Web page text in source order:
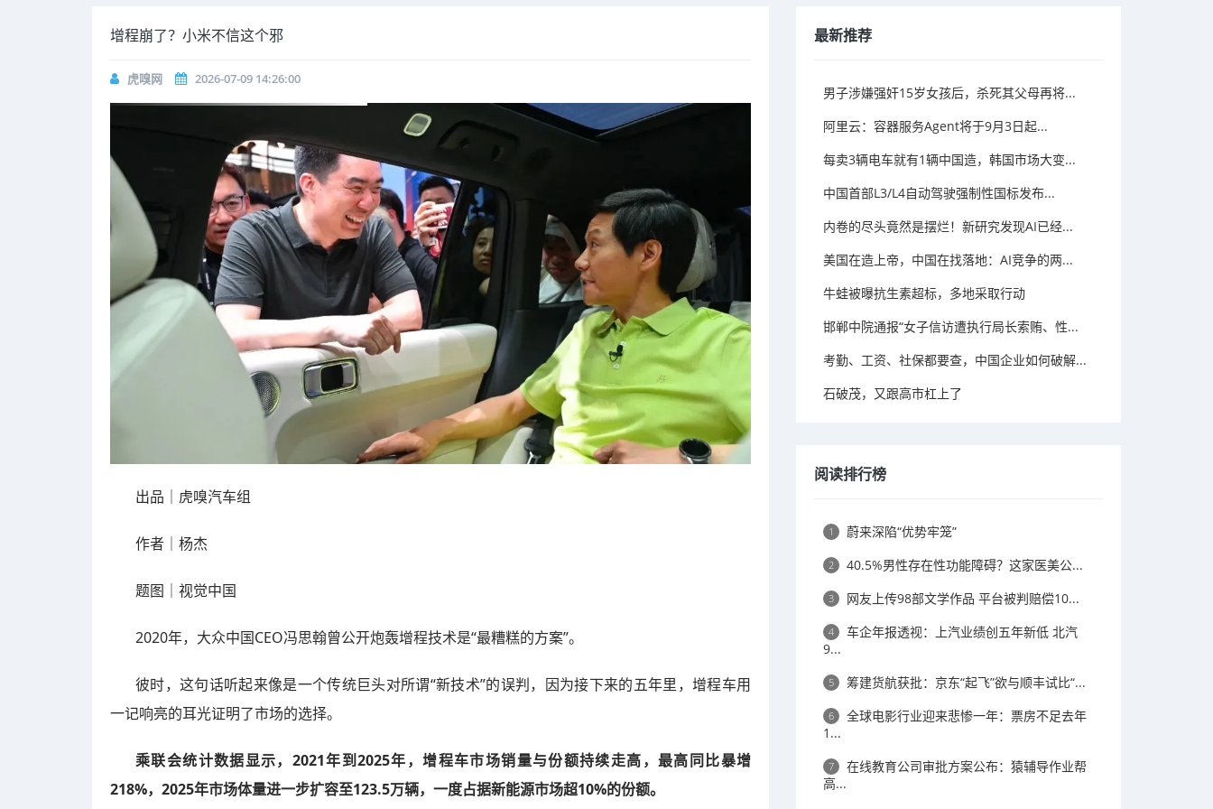
增程崩了？小米不信这个邪
虎嗅网 2026-07-09 14:26:00
出品｜虎嗅汽车组
作者｜杨杰
题图｜视觉中国
2020年，大众中国CEO冯思翰曾公开炮轰增程技术是“最糟糕的方案”。
彼时，这句话听起来像是一个传统巨头对所谓“新技术”的误判，因为接下来的五年里，增程车用
一记响亮的耳光证明了市场的选择。
乘联会统计数据显示，2021年到2025年，增程车市场销量与份额持续走高，最高同比暴增
218%，2025年市场体量进一步扩容至123.5万辆，一度占据新能源市场超10%的份额。
最新推荐
男子涉嫌强奸15岁女孩后，杀死其父母再将...
阿里云：容器服务Agent将于9月3日起...
每卖3辆电车就有1辆中国造，韩国市场大变...
中国首部L3/L4自动驾驶强制性国标发布...
内卷的尽头竟然是摆烂！新研究发现AI已经...
美国在造上帝，中国在找落地：AI竞争的两...
牛蛙被曝抗生素超标，多地采取行动
邯郸中院通报“女子信访遭执行局长索贿、性...
考勤、工资、社保都要查，中国企业如何破解...
石破茂，又跟高市杠上了
阅读排行榜
1 蔚来深陷“优势牢笼”
2 40.5%男性存在性功能障碍？这家医美公...
3 网友上传98部文学作品 平台被判赔偿10...
4
车企年报透视：上汽业绩创五年新低 北汽
9...
5 筹建货航获批：京东“起飞”欲与顺丰试比“...
6
全球电影行业迎来悲惨一年：票房不足去年
1...
7
在线教育公司审批方案公布：猿辅导作业帮
高...